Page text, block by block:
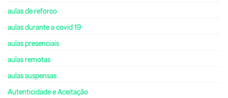
aulas de reforco
aulas durante a covid 19
aulas presenciais
aulas remotas
aulas suspensas
Autenticidade e Aceitação